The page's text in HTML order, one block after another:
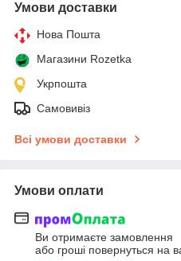
Умови доставки
Нова Пошта
Магазини Rozetka
Укрпошта
Самовивіз
Всі умови доставки
Умови оплати
Ви отримаєте замовлення
або гроші повернуться на